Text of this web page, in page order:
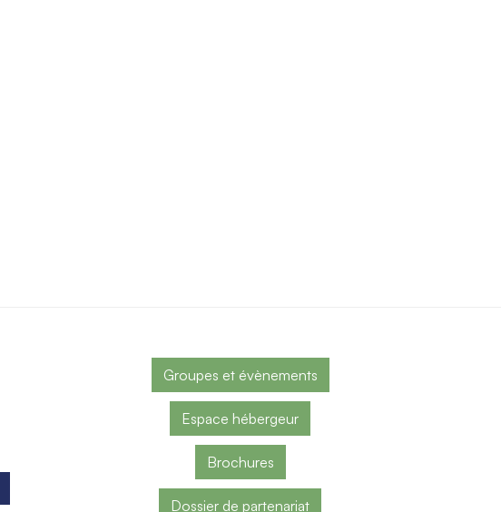
Groupes et évènements
Espace hébergeur
Brochures
Dossier de partenariat